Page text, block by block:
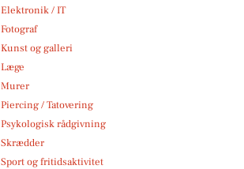
Elektronik / IT
Fotograf
Kunst og galleri
Læge
Murer
Piercing / Tatovering
Psykologisk rådgivning
Skrædder
Sport og fritidsaktivitet